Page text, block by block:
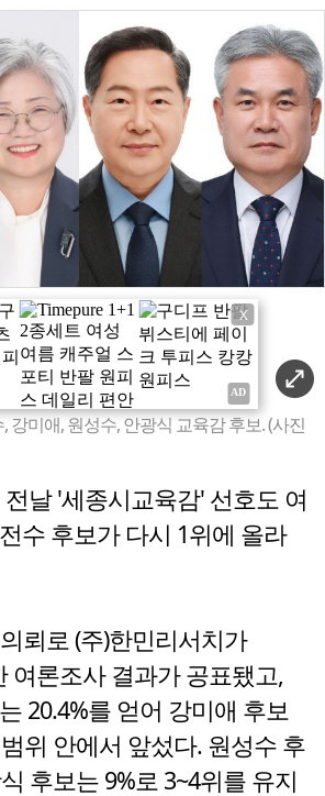
X
강미애, 원성수, 안광식 교육감 후보. (사진
날 '세종시교육감' 선호도 여
수 후보가 다시 1위에 올라
뢰로 (주)한민리서치가
여론조사 결과가 공표됐고,
20.4%를 얻어 강미애 후보
위 안에서 앞섰다. 원성수 후
후보는 9%로 3~4위를 유지